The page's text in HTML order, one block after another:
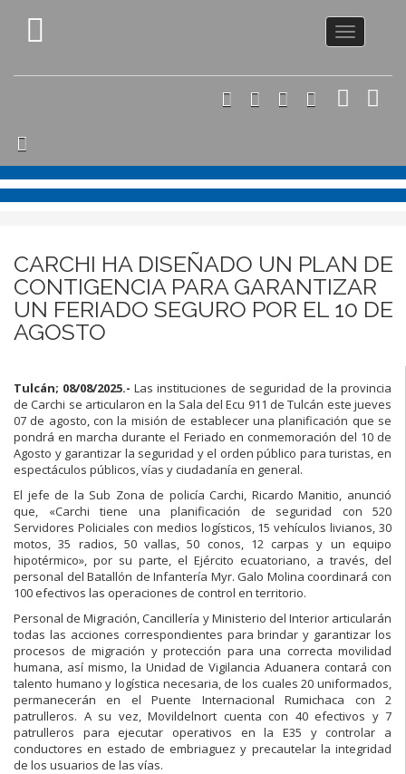
Toggle
navigation
CARCHI HA DISEÑADO UN PLAN DE
CONTIGENCIA PARA GARANTIZAR
UN FERIADO SEGURO POR EL 10 DE
AGOSTO
Tulcán; 08/08/2025.- Las instituciones de seguridad de la provincia
de Carchi se articularon en la Sala del Ecu 911 de Tulcán este jueves
07 de agosto, con la misión de establecer una planificación que se
pondrá en marcha durante el Feriado en conmemoración del 10 de
Agosto y garantizar la seguridad y el orden público para turistas, en
espectáculos públicos, vías y ciudadanía en general.
El jefe de la Sub Zona de policía Carchi, Ricardo Manitio, anunció
que, «Carchi tiene una planificación de seguridad con 520
Servidores Policiales con medios logísticos, 15 vehículos livianos, 30
motos, 35 radios, 50 vallas, 50 conos, 12 carpas y un equipo
hipotérmico», por su parte, el Ejército ecuatoriano, a través, del
personal del Batallón de Infantería Myr. Galo Molina coordinará con
100 efectivos las operaciones de control en territorio.
Personal de Migración, Cancillería y Ministerio del Interior articularán
todas las acciones correspondientes para brindar y garantizar los
procesos de migración y protección para una correcta movilidad
humana, así mismo, la Unidad de Vigilancia Aduanera contará con
talento humano y logística necesaria, de los cuales 20 uniformados,
permanecerán en el Puente Internacional Rumichaca con 2
patrulleros. A su vez, Movildelnort cuenta con 40 efectivos y 7
patrulleros para ejecutar operativos en la E35 y controlar a
conductores en estado de embriaguez y precautelar la integridad
de los usuarios de las vías.